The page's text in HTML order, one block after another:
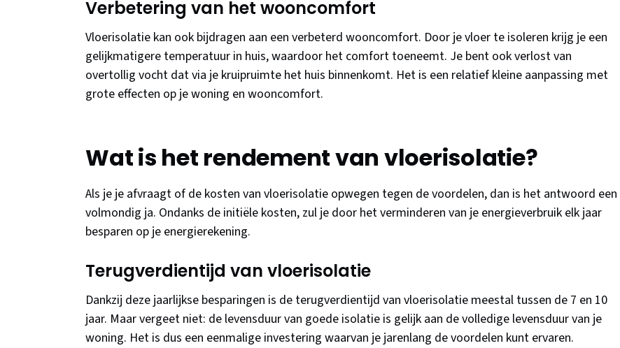
Verbetering van het wooncomfort
Vloerisolatie kan ook bijdragen aan een verbeterd wooncomfort. Door je vloer te isoleren krijg je een
gelijkmatigere temperatuur in huis, waardoor het comfort toeneemt. Je bent ook verlost van
overtollig vocht dat via je kruipruimte het huis binnenkomt. Het is een relatief kleine aanpassing met
grote effecten op je woning en wooncomfort.
Wat is het rendement van vloerisolatie?
Als je je afvraagt of de kosten van vloerisolatie opwegen tegen de voordelen, dan is het antwoord een
volmondig ja. Ondanks de initiële kosten, zul je door het verminderen van je energieverbruik elk jaar
besparen op je energierekening.
Terugverdientijd van vloerisolatie
Dankzij deze jaarlijkse besparingen is de terugverdientijd van vloerisolatie meestal tussen de 7 en 10
jaar. Maar vergeet niet: de levensduur van goede isolatie is gelijk aan de volledige levensduur van je
woning. Het is dus een eenmalige investering waarvan je jarenlang de voordelen kunt ervaren.